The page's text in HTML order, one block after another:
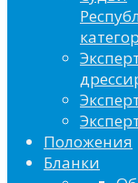
Положения
Бланки